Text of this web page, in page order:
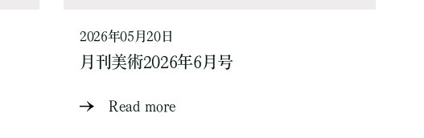
2026年05月20日
月刊美術2026年6月号
Read more